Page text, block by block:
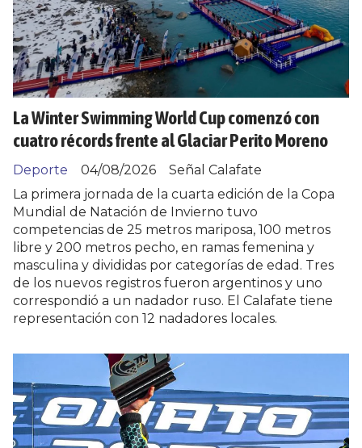
La Winter Swimming World Cup comenzó con
cuatro récords frente al Glaciar Perito Moreno
Señal Calafate
Deporte
04/08/2026
La primera jornada de la cuarta edición de la Copa
Mundial de Natación de Invierno tuvo
competencias de 25 metros mariposa, 100 metros
libre y 200 metros pecho, en ramas femenina y
masculina y divididas por categorías de edad. Tres
de los nuevos registros fueron argentinos y uno
correspondió a un nadador ruso. El Calafate tiene
representación con 12 nadadores locales.